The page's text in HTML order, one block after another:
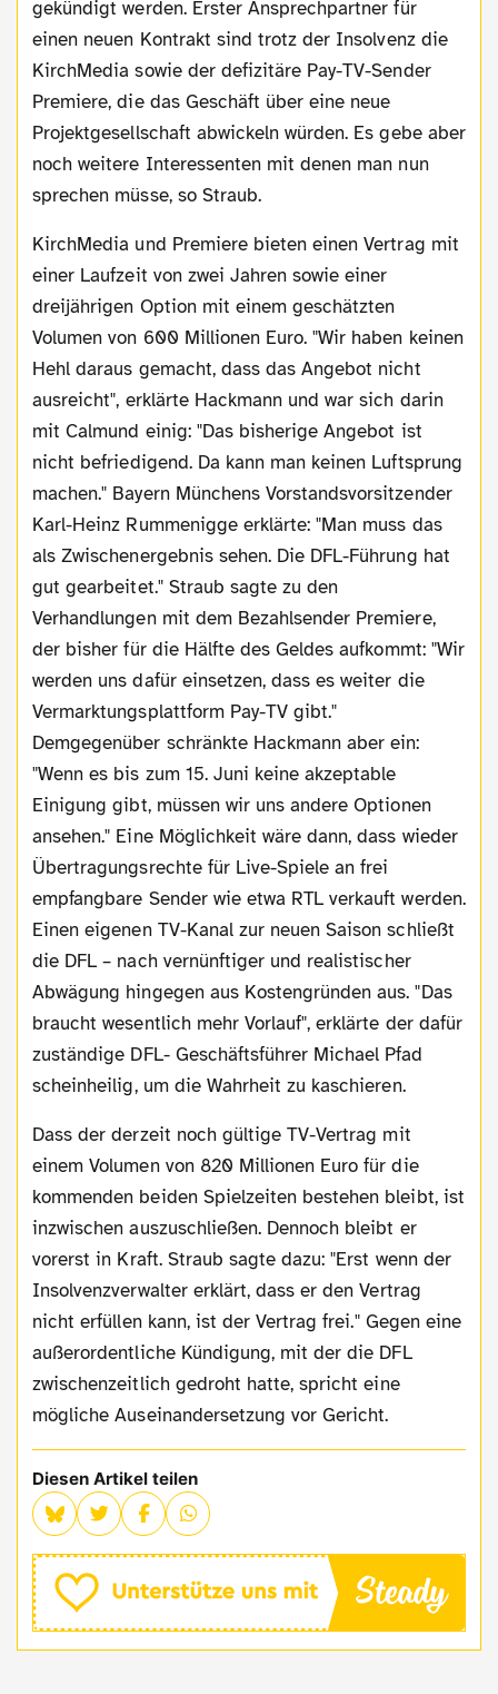
gekündigt werden. Erster Ansprechpartner für
einen neuen Kontrakt sind trotz der Insolvenz die
KirchMedia sowie der defizitäre Pay-TV-Sender
Premiere, die das Geschäft über eine neue
Projektgesellschaft abwickeln würden. Es gebe aber
noch weitere Interessenten mit denen man nun
sprechen müsse, so Straub.
KirchMedia und Premiere bieten einen Vertrag mit
einer Laufzeit von zwei Jahren sowie einer
dreijährigen Option mit einem geschätzten
Volumen von 600 Millionen Euro. "Wir haben keinen
Hehl daraus gemacht, dass das Angebot nicht
ausreicht", erklärte Hackmann und war sich darin
mit Calmund einig: "Das bisherige Angebot ist
nicht befriedigend. Da kann man keinen Luftsprung
machen." Bayern Münchens Vorstandsvorsitzender
Karl-Heinz Rummenigge erklärte: "Man muss das
als Zwischenergebnis sehen. Die DFL-Führung hat
gut gearbeitet." Straub sagte zu den
Verhandlungen mit dem Bezahlsender Premiere,
der bisher für die Hälfte des Geldes aufkommt: "Wir
werden uns dafür einsetzen, dass es weiter die
Vermarktungsplattform Pay-TV gibt."
Demgegenüber schränkte Hackmann aber ein:
"Wenn es bis zum 15. Juni keine akzeptable
Einigung gibt, müssen wir uns andere Optionen
ansehen." Eine Möglichkeit wäre dann, dass wieder
Übertragungsrechte für Live-Spiele an frei
empfangbare Sender wie etwa RTL verkauft werden.
Einen eigenen TV-Kanal zur neuen Saison schließt
die DFL – nach vernünftiger und realistischer
Abwägung hingegen aus Kostengründen aus. "Das
braucht wesentlich mehr Vorlauf", erklärte der dafür
zuständige DFL- Geschäftsführer Michael Pfad
scheinheilig, um die Wahrheit zu kaschieren.
Dass der derzeit noch gültige TV-Vertrag mit
einem Volumen von 820 Millionen Euro für die
kommenden beiden Spielzeiten bestehen bleibt, ist
inzwischen auszuschließen. Dennoch bleibt er
vorerst in Kraft. Straub sagte dazu: "Erst wenn der
Insolvenzverwalter erklärt, dass er den Vertrag
nicht erfüllen kann, ist der Vertrag frei." Gegen eine
außerordentliche Kündigung, mit der die DFL
zwischenzeitlich gedroht hatte, spricht eine
mögliche Auseinandersetzung vor Gericht.
Diesen Artikel teilen